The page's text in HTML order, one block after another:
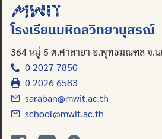
โรงเรียนมหิดลวิทยานุสรณ์
364 หมู่ 5 ต.ศาลายา อ.พุทธมณฑล จ.
0 2027 7850
0 2026 6583
saraban@mwit.ac.th
school@mwit.ac.th